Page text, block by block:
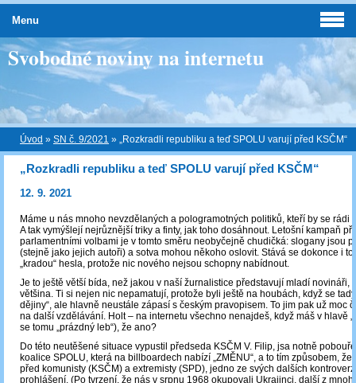
Svobodné noviny na internetu
Úvod » SN č. 9/2021 » „Rozkradli republiku a teď SPOLU varují před KSČM“
„Rozkradli republiku a teď SPOLU varují před KSČM“
12. 9. 2021
Máme u nás mnoho nevzdělaných a pologramotných politiků, kteří by se rádi
A tak vymýšlejí nejrůznější triky a finty, jak toho dosáhnout. Letošní kampaň
parlamentními volbami je v tomto směru neobyčejně chudičká: slogany jsou
(stejně jako jejich autoři) a sotva mohou někoho oslovit. Stává se dokonce i
„kradou“ hesla, protože nic nového nejsou schopny nabídnout.
Je to ještě větší bída, než jakou v naší žurnalistice představují mladí novináři,
většina. Ti si nejen nic nepamatují, protože byli ještě na houbách, když se
dějiny“, ale hlavně neustále zápasí s českým pravopisem. To jim pak už moc
na další vzdělávání. Holt – na internetu všechno nenajdeš, když máš v hlavě
se tomu „prázdný leb“), že ano?
Do této neutěšené situace vypustil předseda KSČM V. Filip, jsa notně
koalice SPOLU, která na billboardech nabízí „ZMĚNU“, a to tím způsobem, že
před komunisty (KSČM) a extremisty (SPD), jedno ze svých dalších
prohlášení. (Po tvrzení, že nás v srpnu 1968 okupovali Ukrajinci, další z
Menu